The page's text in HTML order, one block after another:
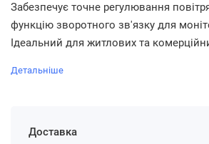
Забезпечує точне регулювання
функцію зворотного зв'язку для
Ідеальний для житлових та
Детальніше
Доставка